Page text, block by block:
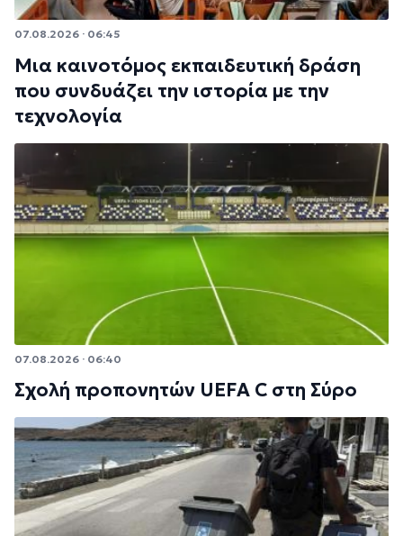
07.08.2026 · 06:45
Μια καινοτόμος εκπαιδευτική δράση
που συνδυάζει την ιστορία με την
τεχνολογία
07.08.2026 · 06:40
Σχολή προπονητών UEFA C στη Σύρο